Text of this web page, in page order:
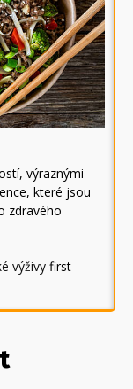
výraznými
které jsou
zdravého
výživy first